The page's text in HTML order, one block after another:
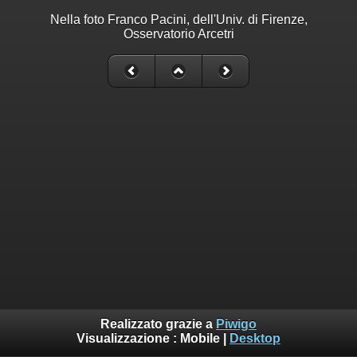
Nella foto Franco Pacini, dell'Univ. di Firenze,
Osservatorio Arcetri
Realizzato grazie a Piwigo
Visualizzazione : Mobile Desktop